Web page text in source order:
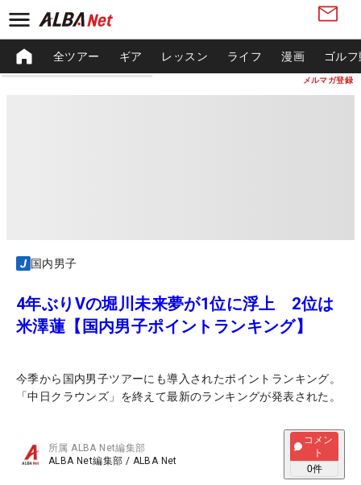
メルマガ登録
全ツアー ギア レッスン ライフ 漫画 ゴル
国内男子
4年ぶりVの堀川未来夢が1位に浮上 2位は
米澤蓮【国内男子ポイントランキング】
今季から国内男子ツアーにも導入されたポイントランキング。
「中日クラウンズ」を終えて最新のランキングが発表された。
所属ALBA Net編集部
ALBA Net編集部 / ALBA Net
コメン
ト
0件